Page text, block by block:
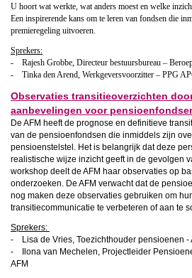
U hoort wat werkte, wat anders moest en welke
Een inspirerende kans om te leren van fondsen die
premieregeling uitvoeren.
Sprekers:
- Rajesh Grobbe, Directeur bestuursbureau –
- Tinka den Arend, Werkgeversvoorzitter – PPG
Observaties transitieoverzichten
aanbevelingen voor
De AFM heeft de prognose en definitieve
van de pensioenfondsen die inmiddels zijn
pensioenstelstel. Het is belangrijk dat deze
realistische wijze inzicht geeft in de gevolgen
workshop deelt de AFM haar observaties op
onderzoeken. De AFM verwacht dat de
nog maken deze observaties gebruiken om
transitiecommunicatie te verbeteren of aan te
Sprekers:
- Lisa de Vries, Toezichthouder pensioenen -
- Ilona van Mechelen, Projectleider
AFM